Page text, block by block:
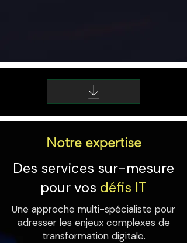
Notre expertise
Des services sur-mesure
pour vos défis IT
Une approche multi-spécialiste pour
adresser les enjeux complexes de
transformation digitale.